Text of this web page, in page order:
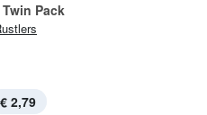
Pack
€ 2,79